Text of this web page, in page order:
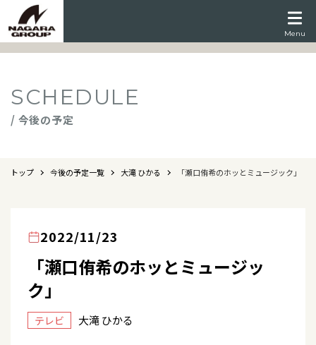
Menu
SCHEDULE
/ 今後の予定
トップ 今後の予定一覧 大滝 ひかる 「瀬口侑希のホッとミュージック」
2022/11/23
「瀬口侑希のホッとミュージッ
ク」
テレビ 大滝 ひかる